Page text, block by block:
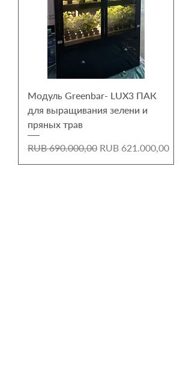
Модуль Greenbar- LUX3 ПАК
для выращивания зелени и
пряных трав
Harga Reguler
RUB 690.000,00 Harga Promosi
RUB 621.000,00